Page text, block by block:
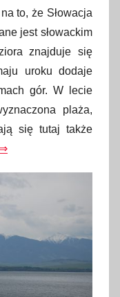
to, że Słowacja
jest słowackim
znajduje się
uroku dodaje
gór. W lecie
plaża,
się tutaj także